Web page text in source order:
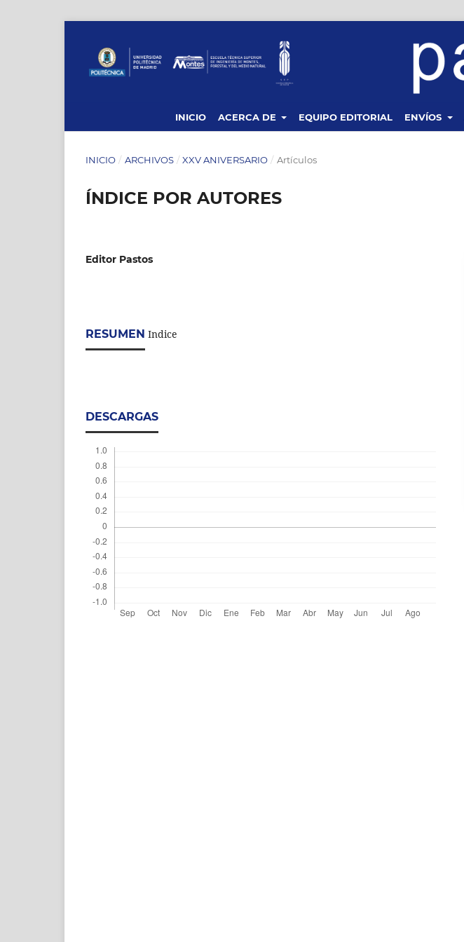
INICIO ACERCA DE EQUIPO EDITORIAL ENVÍOS
INICIO / ARCHIVOS / XXV ANIVERSARIO / Artículos
ÍNDICE POR AUTORES
Editor Pastos
RESUMEN Indice
DESCARGAS